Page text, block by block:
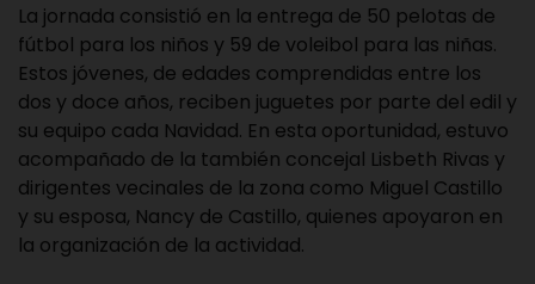
La jornada consistió en la entrega de 50 pelotas de
fútbol para los niños y 59 de voleibol para las niñas.
Estos jóvenes, de edades comprendidas entre los
dos y doce años, reciben juguetes por parte del edil y
su equipo cada Navidad. En esta oportunidad, estuvo
acompañado de la también concejal Lisbeth Rivas y
dirigentes vecinales de la zona como Miguel Castillo
y su esposa, Nancy de Castillo, quienes apoyaron en
la organización de la actividad.